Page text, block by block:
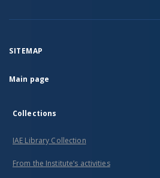
SITEMAP
Main page
Collections
IAE Library Collection
From the Institute’s activities